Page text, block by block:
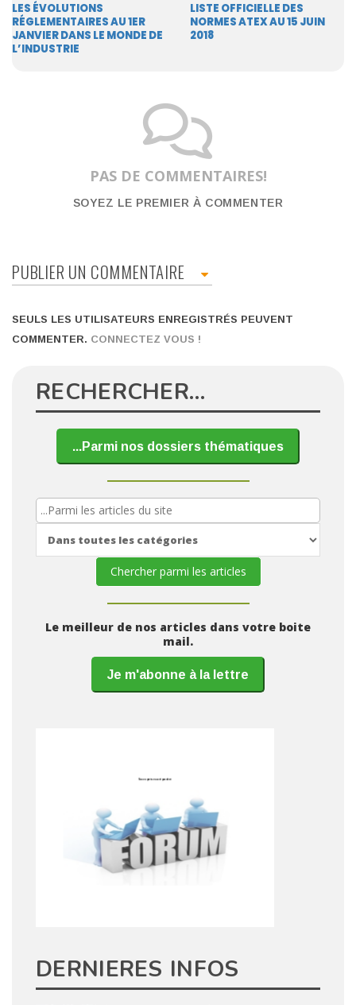
LES ÉVOLUTIONS
RÉGLEMENTAIRES AU 1ER
JANVIER DANS LE MONDE DE
L’INDUSTRIE
LISTE OFFICIELLE DES
NORMES ATEX AU 15 JUIN
2018
PAS DE COMMENTAIRES!
SOYEZ LE PREMIER À COMMENTER
PUBLIER UN COMMENTAIRE
SEULS LES UTILISATEURS ENREGISTRÉS PEUVENT
COMMENTER. CONNECTEZ VOUS !
RECHERCHER…
...Parmi nos dossiers thématiques
Le meilleur de nos articles dans votre boite
mail.
Je m'abonne à la lettre
DERNIERES INFOS